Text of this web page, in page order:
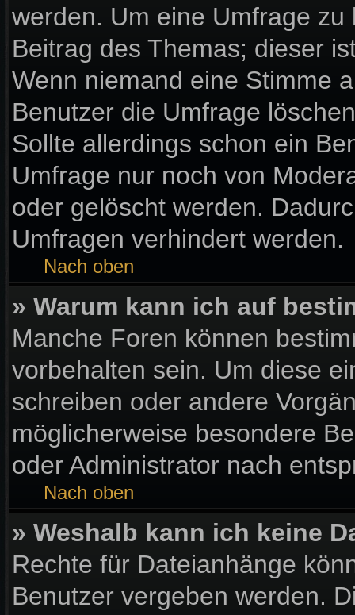
werden. Um eine Umfrage
Beitrag des Themas; dieser
Wenn niemand eine Stimme
Benutzer die Umfrage
Sollte allerdings schon ein
Umfrage nur noch von
oder gelöscht werden.
Umfragen verhindert werden.
Nach oben
» Warum kann ich auf
Manche Foren können
vorbehalten sein. Um diese
schreiben oder andere
möglicherweise besondere
oder Administrator nach
Nach oben
» Weshalb kann ich keine
Rechte für Dateianhänge
Benutzer vergeben werden.